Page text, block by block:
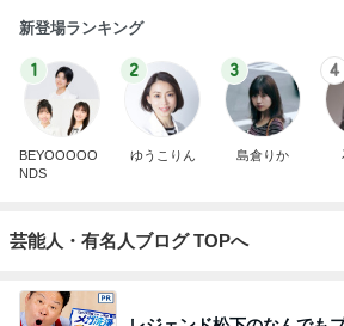
新登場ランキング
1
BEYOOOOO
NDS
2
ゆうこりん
3
島倉りか
4
芸能人・有名人ブログ TOPへ